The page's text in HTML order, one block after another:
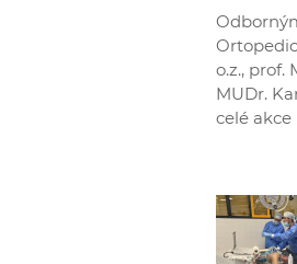
o.z., prof.
MUDr.
celé akce